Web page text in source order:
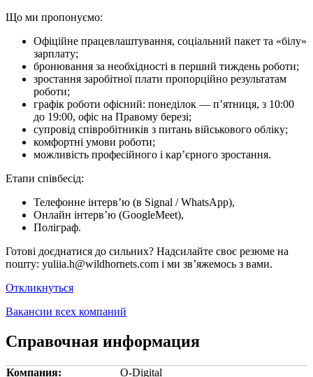
Що ми про­по­ну­є­мо:
Офіційне працевлаштування, соціальний пакет та «білу»
зарплату;
бронювання за необхідності в перший тиждень роботи;
зростання заробітної плати пропорційно результатам
роботи;
графік роботи офісний: понеділок — п’ятниця, з 10:00
до 19:00, офіс на Правому березі;
супровід співробітників з питань військового обліку;
комфортні умови роботи;
можливість професійного і кар’єрного зростання.
Етапи співбесід:
Телефонне інтерв’ю (в Signal / WhatsApp),
Онлайн інтерв’ю (GoogleMeet),
Поліграф.
Готові доєднатися до сильних? Надсилайте своє резюме на
пошту: yuliia.h@wildhornets.com і ми звʼяжемось з вами.
Откликнуться
Вакансии всех компаний
Справочная информация
Компания: O-Digital